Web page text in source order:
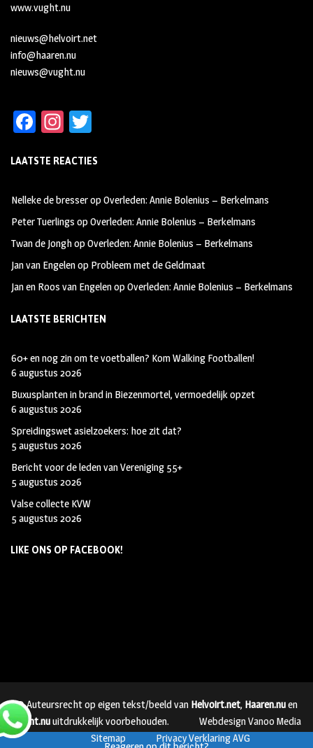
www.vught.nu
nieuws@helvoirt.net
info@haaren.nu
nieuws@vught.nu
Fa
b
oo
k
In
ag
m
tt
LAATSTE REACTIES
Nelleke de bresseropOverleden: Annie Bolenius – Berkelmans
Peter Tuerlings opOverleden: Annie Bolenius – Berkelmans
Twan de JonghopOverleden: Annie Bolenius – Berkelmans
Jan van Engelenop Probleem met de Geldmaat
Jan en Roos van EngelenopOverleden: Annie Bolenius – Berkelmans
LAATSTE BERICHTEN
60+ en nog zin om te voetballen? Kom Walking Footballen!
6 augustus 2026
Buxusplanten in brand in Biezenmortel, vermoedelijk opzet
6 augustus 2026
Spreidingswet asielzoekers: hoe zit dat?
5 augustus 2026
Bericht voor de leden van Vereniging 55+
5 augustus 2026
Valse collecte KVW
5 augustus 2026
LIKE ONS OP FACEBOOK!
© Auteursrecht op eigen tekst/beeld van Helvoirt.net, Haaren.nuen
Vught.nuuitdrukkelijk voorbehouden.
Webdesign Vanoo Media
Sitemap
Privacy Verklaring AVG